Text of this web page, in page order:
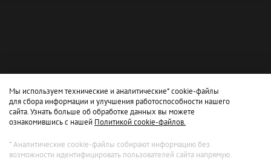
Мы используем технические и аналитические* cookie-файлы
для сбора информации и улучшения работоспособности нашего
сайта. Узнать больше об обработке данных вы можете
ознакомившись с нашей Политикой cookie-файлов.
* Аналитические cookie-файлы собирают информацию без
возможности идентифицировать пользователей сайта напрямую.